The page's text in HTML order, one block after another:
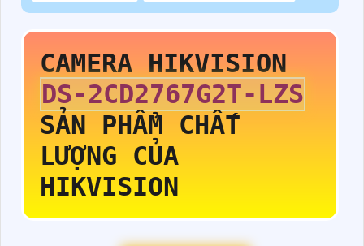
CAMERA HIKVISION
DS-2CD2767G2T-LZS
SẢN PHẨM CHẤT
LƯỢNG CỦA
HIKVISION